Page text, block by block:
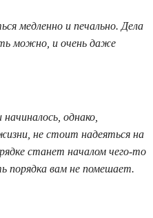
медленно и печально. Дела
можно, и очень даже
начиналось, однако,
не стоит надеяться на
станет началом чего-то
порядка вам не помешает.